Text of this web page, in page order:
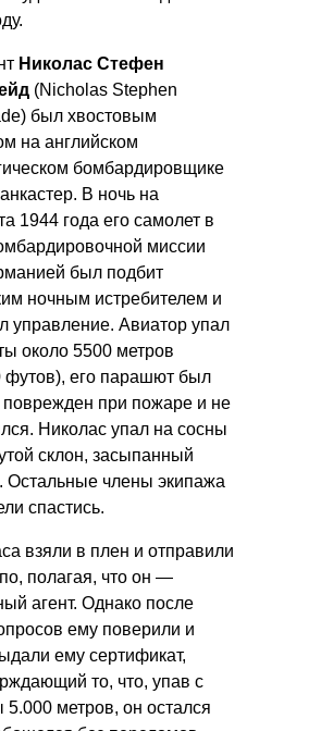
Николас Стефен
(Nicholas Stephen
был хвостовым
на английском
бомбардировщике
В ночь на
1944 года его самолет в
миссии
был подбит
ночным истребителем и
управление. Авиатор упал
около 5500 метров
футов), его парашют был
поврежден при пожаре и не
Николас упал на сосны
склон, засыпанный
Остальные члены экипажа
спастись.
взяли в плен и отправили
полагая, что он —
агент. Однако после
ему поверили и
ему сертификат,
то, что, упав с
5.000 метров, он остался